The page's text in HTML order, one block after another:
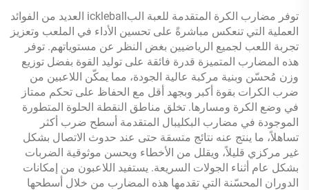
توفر مضارب الكرة المتقدمة للعبة البickleball العديد من الفوائد
العملية التي تنعكس مباشرةً على تحسين الأداء في الملعب وتعزيز
تجربة اللعب لجميع الرياضيين بغض النظر عن مستوياتهم. توفر
هذه المضارب المتميزة قدرة فائقة على توليد القوة بفضل توزيع
وزن مُحسّن وبنية مركبة عالية الجودة، مما يمكّن اللاعبين من
ضرب الكرات بقوة أكبر وبجهد أقل مع الحفاظ على تحكم ممتاز
في وضع الكرة ومسارها. تخلق مناطق النقطة الحلوة المتطورة
الموجودة في مضارب البكليبال المتقدمة أسطح ضرب أكثر
تساهلاً، ما ينتج عنه نتائج متسقة حتى عند حدوث الاتصال بشكل
غير مركزي قليلاً، ويقلل من الأخطاء ويحسن موثوقية الضربات
بشكل عام أثناء الجولات السريعة. يستفيد اللاعبون من إمكانات
الدوران المحسّنة التي تقدمها هذه المضارب من خلال أسطحها